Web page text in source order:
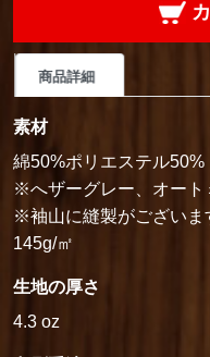
商品詳細
素材
綿50%ポリエステル50%
※へザーグレー、オート
※袖山に縫製がございま
145g/㎡
生地の厚さ
4.3 oz